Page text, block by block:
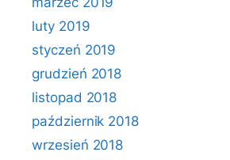
luty 2019
styczeń 2019
grudzień 2018
listopad 2018
październik 2018
wrzesień 2018